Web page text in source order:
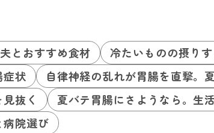
とおすすめ食材
冷たいものの摂り
症状
自律神経の乱れが胃腸を直撃。
抜く
夏バテ胃腸にさようなら。生
院選び